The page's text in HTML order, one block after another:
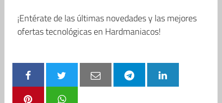
¡Entérate de las últimas novedades y las mejores
ofertas tecnológicas en Hardmaniacos!